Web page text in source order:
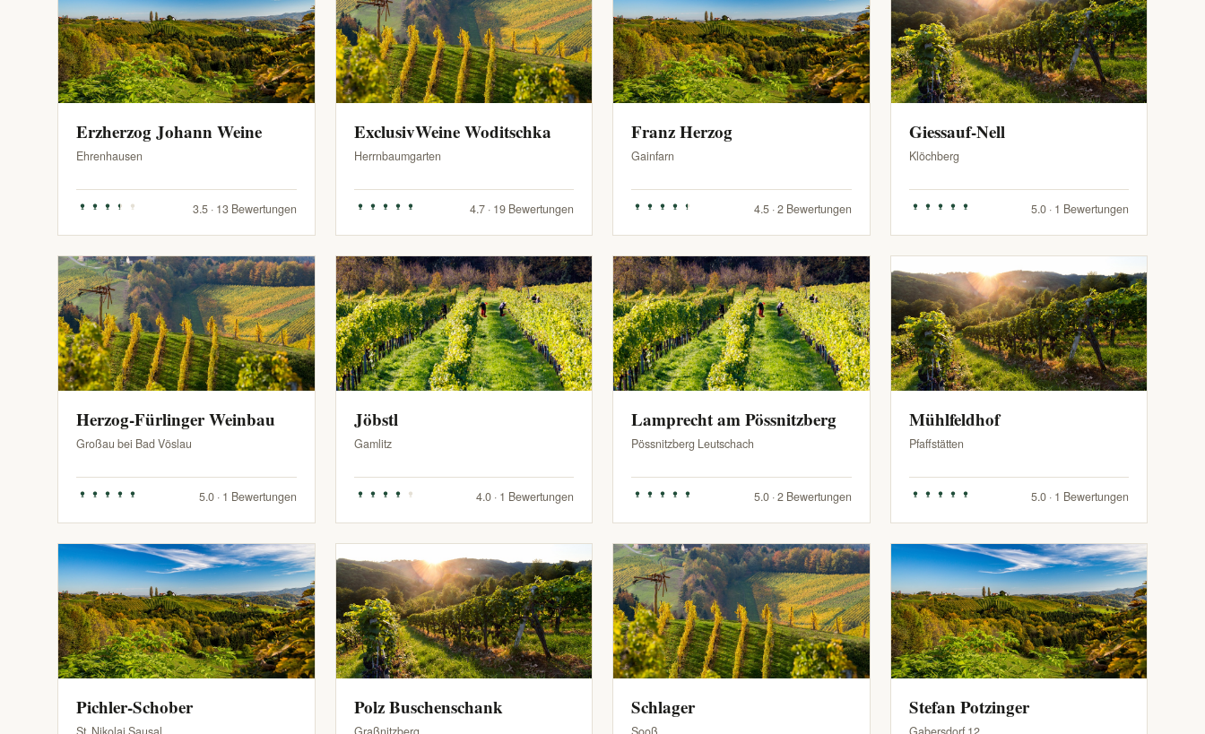
Erzherzog Johann Weine
Ehrenhausen
3.5 · 13 Bewertungen
ExclusivWeine Woditschka
Herrnbaumgarten
4.7 · 19 Bewertungen
Franz Herzog
Gainfarn
4.5 · 2 Bewertungen
Giessauf-Nell
Klöchberg
5.0 · 1 Bewertungen
Herzog-Fürlinger Weinbau
Großau bei Bad Vöslau
5.0 · 1 Bewertungen
Jöbstl
Gamlitz
4.0 · 1 Bewertungen
Lamprecht am Pössnitzberg
Pössnitzberg Leutschach
5.0 · 2 Bewertungen
Mühlfeldhof
Pfaffstätten
5.0 · 1 Bewertungen
Pichler-Schober Polz Buschenschank Schlager Stefan Potzinger